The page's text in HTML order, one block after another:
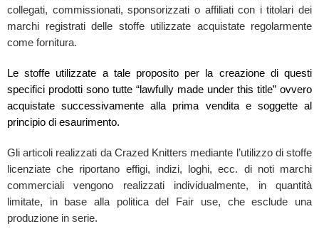
collegati, commissionati, sponsorizzati o affiliati con i titolari dei
marchi registrati delle stoffe utilizzate acquistate regolarmente
come fornitura.
Le stoffe utilizzate a tale proposito per la creazione di questi
specifici prodotti sono tutte “lawfully made under this title” ovvero
acquistate successivamente alla prima vendita e soggette al
principio di esaurimento.
Gli articoli realizzati da Crazed Knitters mediante l’utilizzo di stoffe
licenziate che riportano effigi, indizi, loghi, ecc. di noti marchi
commerciali vengono realizzati individualmente, in quantità
limitate, in base alla politica del Fair use, che esclude una
produzione in serie.